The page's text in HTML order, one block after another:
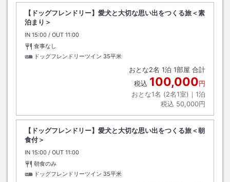
【ドッグフレンドリー】愛犬と大切な思い出をつくる旅＜素
泊まり＞
IN チェックイン
15:00 / OUT チェックアウト
11:00
食事なし
ドッグフレンドリーツイン 35平米
おとな2名 1泊 1部屋 合計
税込 100,000円
おとな1名 (2名1室)｜ 1泊
税込 50,000円
【ドッグフレンドリー】愛犬と大切な思い出をつくる旅＜朝
食付＞
IN チェックイン
15:00 / OUT チェックアウト
11:00
朝食のみ
ドッグフレンドリーツイン 35平米